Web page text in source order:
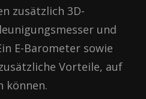
zusätzlich 3D-
und
E-Barometer sowie
Vorteile, auf
können.